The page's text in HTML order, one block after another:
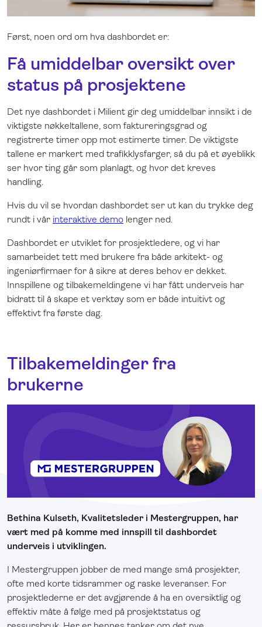
Først, noen ord om hva dashbordet er:
Få umiddelbar oversikt over
status på prosjektene
Det nye dashbordet i Milient gir deg umiddelbar innsikt i de
viktigste nøkkeltallene, som faktureringsgrad og
registrerte timer opp mot estimerte timer. De viktigste
tallene er markert med trafikklysfarger, så du på et øyeblikk
ser hvor ting går som planlagt, og hvor det kreves
handling.
Hvis du vil se hvordan dashbordet ser ut kan du trykke deg
rundt i vår interaktive demo lenger ned.
Dashbordet er utviklet for prosjektledere, og vi har
samarbeidet tett med brukere fra både arkitekt- og
ingeniørfirmaer for å sikre at deres behov er dekket.
Innspillene og tilbakemeldingene vi har fått underveis har
bidratt til å skape et verktøy som er både intuitivt og
effektivt fra første dag.
Tilbakemeldinger fra
brukerne
Bethina Kulseth, Kvalitetsleder i Mestergruppen, har
vært med på komme med innspill til dashbordet
underveis i utviklingen.
I Mestergruppen jobber de med mange små prosjekter,
ofte med korte tidsrammer og raske leveranser. For
prosjektlederne er det avgjørende å ha en oversiktlig og
effektiv måte å følge med på prosjektstatus og